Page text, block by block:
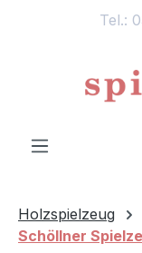
Tel.:
Holzspielzeug
Schöllner